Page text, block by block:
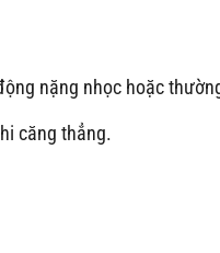
nặng nhọc hoặc
căng thẳng.